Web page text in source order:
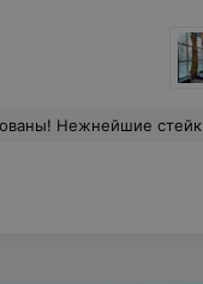
он один такой:).Не меняйтесь, пожалуйста, а мы вернёмся ещё.